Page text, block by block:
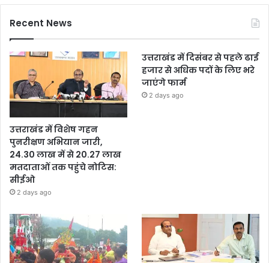
Recent News
उत्तराखंड में विशेष गहन
पुनरीक्षण अभियान जारी,
24.30 लाख में से 20.27 लाख
मतदाताओं तक पहुंचे नोटिस:
सीईओ
2 days ago
उत्तराखंड में दिसंबर से पहले ढाई
हजार से अधिक पदों के लिए भरे
जाएंगे फार्म
2 days ago